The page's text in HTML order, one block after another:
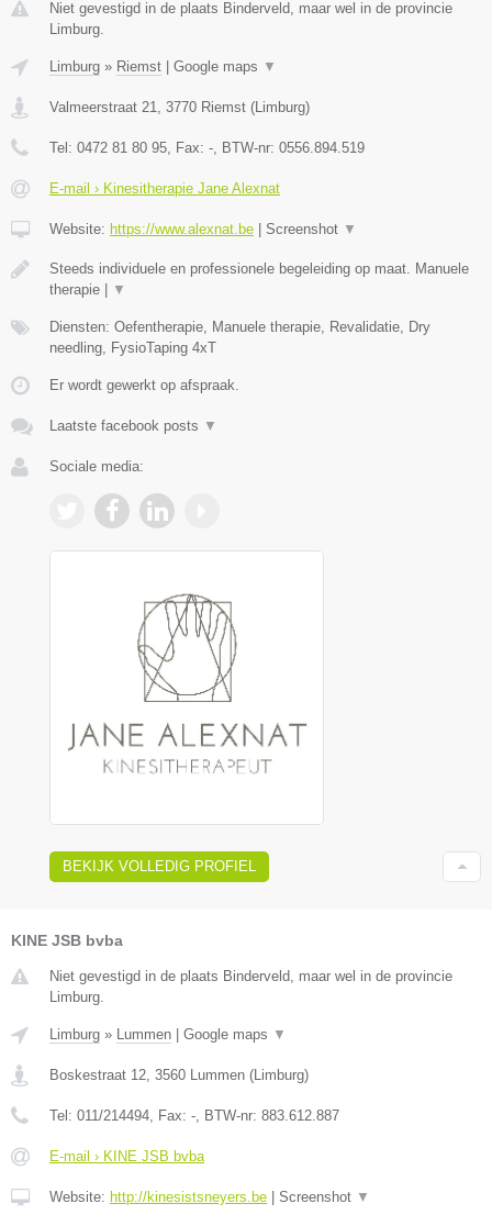
Niet gevestigd in de plaats Binderveld, maar wel in de provincie
Limburg.
Limburg » Riemst Google maps ▼
Valmeerstraat 21 3770 Riemst ( Limburg)
Tel: 0472 81 80 95 , Fax: - , BTW-nr: 0556.894.519
E-mail › Kinesitherapie Jane Alexnat
Website: https://www.alexnat.be Screenshot ▼
Steeds individuele en professionele begeleiding op maat. Manuele
therapie |
▼
Diensten: Oefentherapie, Manuele therapie, Revalidatie, Dry
needling, FysioTaping 4xT
Er wordt gewerkt op afspraak.
Laatste facebook posts ▼
Sociale media:
BEKIJK VOLLEDIG PROFIEL
KINE JSB bvba
Niet gevestigd in de plaats Binderveld, maar wel in de provincie
Limburg.
Limburg » Lummen Google maps ▼
Boskestraat 12 3560 Lummen ( Limburg)
Tel: 011/214494 , Fax: - , BTW-nr: 883.612.887
E-mail › KINE JSB bvba
Website: http://kinesistsneyers.be Screenshot ▼